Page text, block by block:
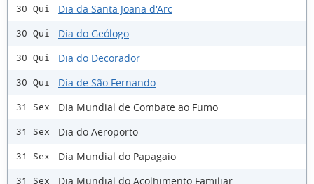
30 Qui Dia da Santa Joana d'Arc
30 Qui Dia do Geólogo
30 Qui Dia do Decorador
30 Qui Dia de São Fernando
31 Sex Dia Mundial de Combate ao Fumo
31 Sex Dia do Aeroporto
31 Sex Dia Mundial do Papagaio
31 Sex Dia Mundial do Acolhimento Familiar